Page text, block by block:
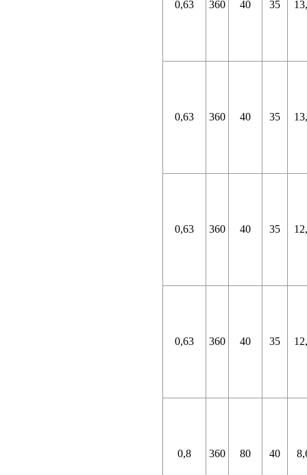
0,63 360 40 35
0,63 360 40 35
0,63 360 40 35
0,63 360 40 35
0,8 360 80 40